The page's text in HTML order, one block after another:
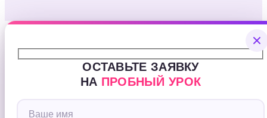
ОСТАВЬТЕ ЗАЯВКУ
НА ПРОБНЫЙ УРОК